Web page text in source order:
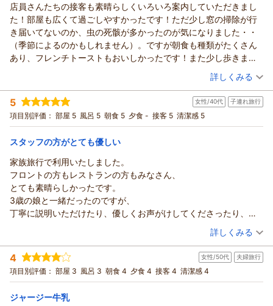
（返信日：2026/07/16）
リードパークリゾート八丈島からの返信
この度は当ホテルをご利用頂きまして誠にありがとうございま
した。
スタッフ、料理、お部屋にご満足頂けたとのこと、私どもにと
っても大変励みになります。
太鼓の実演に関しましては、今後の導入を考えての試験的なも
のでしたがお喜び頂けたとのこと、貴重なご意見を頂きまして
誠にありがとうございます。
夜にお酒を楽しめるスペースも含めて、今後も皆様に快適な時
間をお過ごしいただけるよう、サービスの向上に努めてまいり
ます。
店員さんたちの接客も素晴らしくいろいろ案内していただきまし
た！部屋も広くて過ごしやすかったです！ただ少し窓の掃除が行
き届いてないのか、虫の死骸が多かったのが気になりました・・
（季節によるのかもしれません）。ですが朝食も種類がたくさん
あり、フレンチトーストもおいしかったです！また少し歩きます
が、牧場を見学できるので、牛たちが可愛かったですし、フロン
トで買えるそこで作られたプリンが絶品でした！ありがとうござ
いました！
（投稿日：2026/07/04）
宿泊時期： 2026年05月宿泊 (家族旅行)
投稿者： きのさん
宿泊プラン： ～朝の海を眺めながら♪八丈ジャージー牛乳と絶品フレンチト
ーストが味わえる！～宿泊プラン【朝食付】
ツイン 朝のみ
宿泊価格帯： 13,001～14,000円(大人一人あたり/税込)
リードパークリゾート八丈島からの返信
この度は当ホテルをご利用頂き誠にありがとうございます。
スタッフのご案内また客室をお褒め頂きありがとうございま
す。
虫の死骸についてはどうしても自然に囲まれた立地であること
と、八丈島の亜熱帯気候によるものでもあり、島民と同じく島
に暮らす仲間ですので大目にいただけますと幸いです。日に2度
実施する搾乳見学も好評でございます。
またのご来島を心よりお待ち申し上げております。
（返信日：2026/07/05）
詳しくみる
5 女性/40代 子連れ旅行
項目別評価： 部屋 5 風呂 5 朝食 5 夕食 - 接客 5 清潔感 5
スタッフの方がとても優しい
家族旅行で利用いたしました。
フロントの方もレストランの方もみなさん、
とても素晴らしかったです。
3歳の娘と一緒だったのですが、
丁寧に説明いただけたり、優しくお声がけしてくださったり、お
また次回行く時はこちらに宿泊したいです。
八丈島が1日も早くすべて復興することを心よりお祈り申し上げま
す。
（投稿日：2026/06/30）
宿泊時期： 2026年06月宿泊 (子連れ旅行)
投稿者： ぴっぴさん
宿泊プラン： ～朝の海を眺めながら♪八丈ジャージー牛乳と絶品フレンチト
ーストが味わえる！～宿泊プラン【朝食付】
ツイン 朝のみ
宿泊価格帯： 9,001～10,000円(大人一人あたり/税込)
詳しくみる
4 女性/50代 夫婦旅行
項目別評価： 部屋 3 風呂 3 朝食 4 夕食 4 接客 4 清潔感 4
ジャージー牛乳